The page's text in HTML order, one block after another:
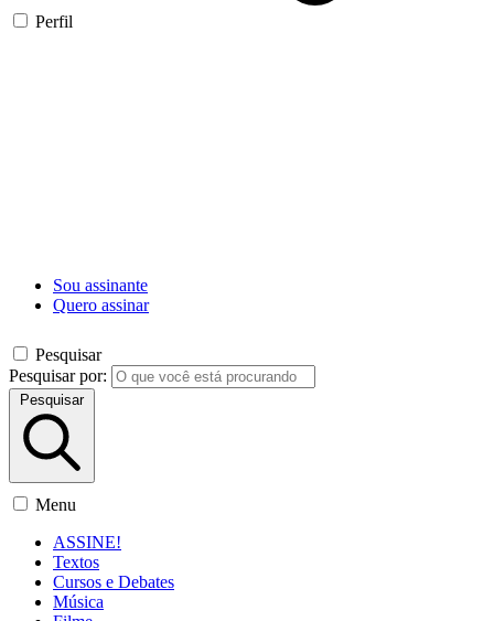
Perfil
Sou assinante
Quero assinar
Pesquisar
Pesquisar por:
Pesquisar
Menu
ASSINE!
Textos
Cursos e Debates
Música